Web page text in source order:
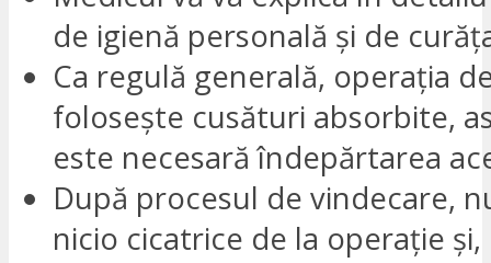
de igienă personală și de
Ca regulă generală, operația
folosește cusături absorbite,
este necesară îndepărtarea
După procesul de vindecare,
nicio cicatrice de la operație